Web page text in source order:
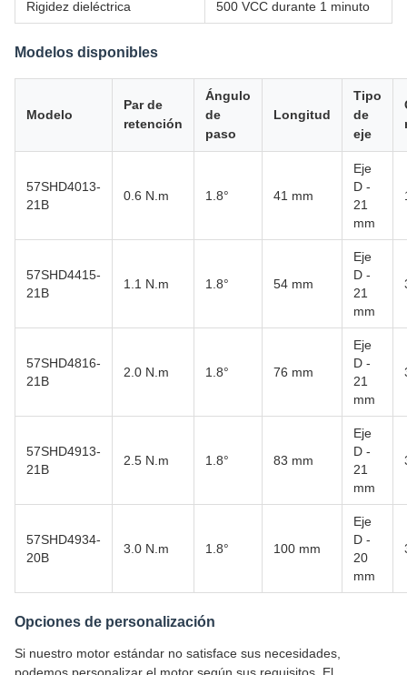
Rigidez dieléctrica 500 VCC durante 1 minuto
Modelos disponibles
Modelo
Par de
retención
Ángulo
de
paso
Longitud
Tipo
de
eje
57SHD4013-
21B
0.6 N.m 1.8° 41 mm
Eje
D -
21
mm
57SHD4415-
21B
1.1 N.m 1.8° 54 mm
Eje
D -
21
mm
57SHD4816-
21B
2.0 N.m 1.8° 76 mm
Eje
D -
21
mm
57SHD4913-
21B
2.5 N.m 1.8° 83 mm
Eje
D -
21
mm
57SHD4934-
20B
3.0 N.m 1.8° 100 mm
Eje
D -
20
mm
Opciones de personalización
Si nuestro motor estándar no satisface sus necesidades,